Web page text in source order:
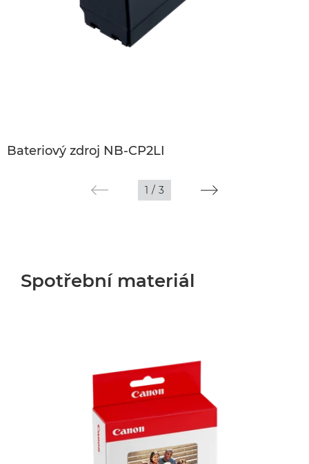
Bateriový zdroj NB-CP2LI
1 / 3
Spotřební materiál